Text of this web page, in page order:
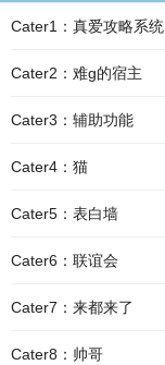
Cater1：真爱攻略系统
Cater2：难g的宿主
Cater3：辅助功能
Cater4：猫
Cater5：表白墙
Cater6：联谊会
Cater7：来都来了
Cater8：帅哥